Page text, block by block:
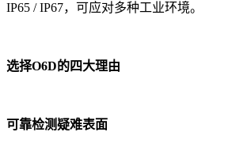
IP65 / IP67，可应对多种工业环境。
选择O6D的四大理由
可靠检测疑难表面